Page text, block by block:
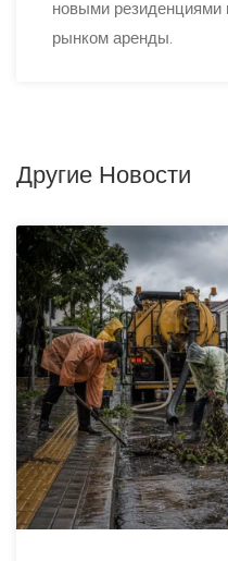
новыми резиденциями
рынком аренды.
Другие Новости